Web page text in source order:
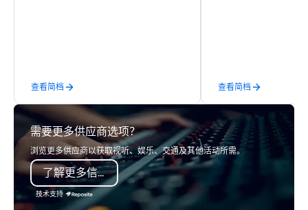
late model luxury vehicles to the
highly experienced and professional
team of chauffeurs and support staff;
you will know quality when you travel
with La Costa Limousine.
查看简档 查看简档
需要更多供应商选项？
浏览更多供应商以获取视听、娱乐、交通及其他活动所需。
了解更多信息
技术支持